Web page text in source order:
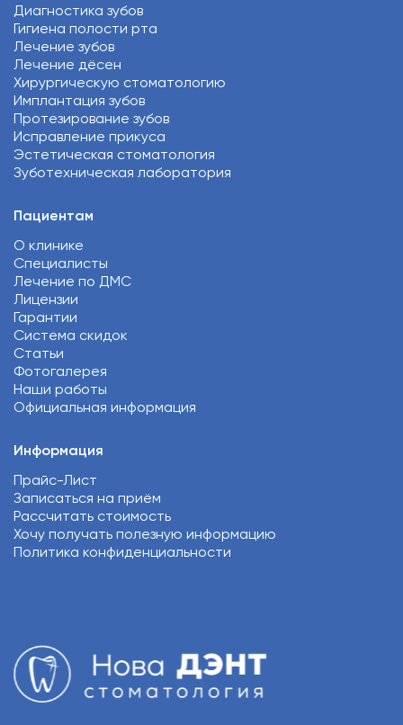
Диагностика зубов
Гигиена полости рта
Лечение зубов
Лечение дёсен
Хирургическую стоматологию
Имплантация зубов
Протезирование зубов
Исправление прикуса
Эстетическая стоматология
Зуботехническая лаборатория
Пациентам
О клинике
Специалисты
Лечение по ДМС
Лицензии
Гарантии
Система скидок
Статьи
Фотогалерея
Наши работы
Официальная информация
Информация
Прайс-Лист
Записаться на приём
Рассчитать стоимость
Хочу получать полезную информацию
Политика конфиденциальности